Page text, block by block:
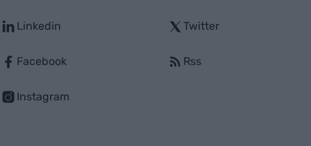
Linkedin
Facebook
Instagram
Twitter
Rss